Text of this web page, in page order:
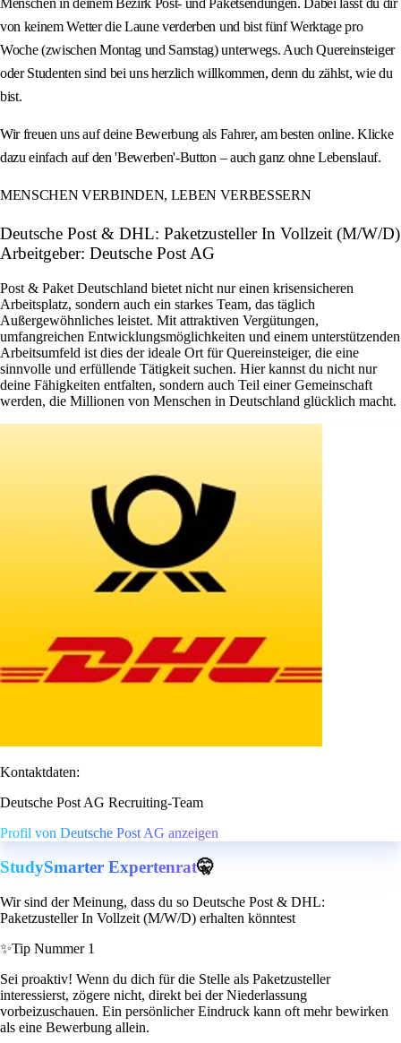
Menschen in deinem Bezirk Post- und Paketsendungen. Dabei lässt du dir
von keinem Wetter die Laune verderben und bist fünf Werktage pro
Woche (zwischen Montag und Samstag) unterwegs. Auch Quereinsteiger
oder Studenten sind bei uns herzlich willkommen, denn du zählst, wie du
bist.
Wir freuen uns auf deine Bewerbung als Fahrer, am besten online. Klicke
dazu einfach auf den 'Bewerben'-Button – auch ganz ohne Lebenslauf.
MENSCHEN VERBINDEN, LEBEN VERBESSERN
Deutsche Post & DHL: Paketzusteller In Vollzeit (M/W/D)
Arbeitgeber: Deutsche Post AG
Post & Paket Deutschland bietet nicht nur einen krisensicheren
Arbeitsplatz, sondern auch ein starkes Team, das täglich
Außergewöhnliches leistet. Mit attraktiven Vergütungen,
umfangreichen Entwicklungsmöglichkeiten und einem unterstützenden
Arbeitsumfeld ist dies der ideale Ort für Quereinsteiger, die eine
sinnvolle und erfüllende Tätigkeit suchen. Hier kannst du nicht nur
deine Fähigkeiten entfalten, sondern auch Teil einer Gemeinschaft
werden, die Millionen von Menschen in Deutschland glücklich macht.
Kontaktdaten:
Deutsche Post AG Recruiting-Team
Profil von Deutsche Post AG anzeigen
StudySmarter Expertenrat🤫
Wir sind der Meinung, dass du so Deutsche Post & DHL:
Paketzusteller In Vollzeit (M/W/D) erhalten könntest
✨Tip Nummer 1
Sei proaktiv! Wenn du dich für die Stelle als Paketzusteller
interessierst, zögere nicht, direkt bei der Niederlassung
vorbeizuschauen. Ein persönlicher Eindruck kann oft mehr bewirken
als eine Bewerbung allein.